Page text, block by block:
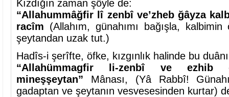
Kızdığın zaman şöyle de:
“Allahummâğfir lî zenbî ve’zheb ğâyza
racîm (Allahım, günahımı bağışla,
şeytandan uzak tut.)
Hadîs-i şerîfte, öfke, kızgınlık halinde bu
“Allahümmagfir li-zenbî ve
mineşşeytan” Mânası, (Yâ Rabbî!
gadaptan ve şeytanın vesvesesinden kurtar)